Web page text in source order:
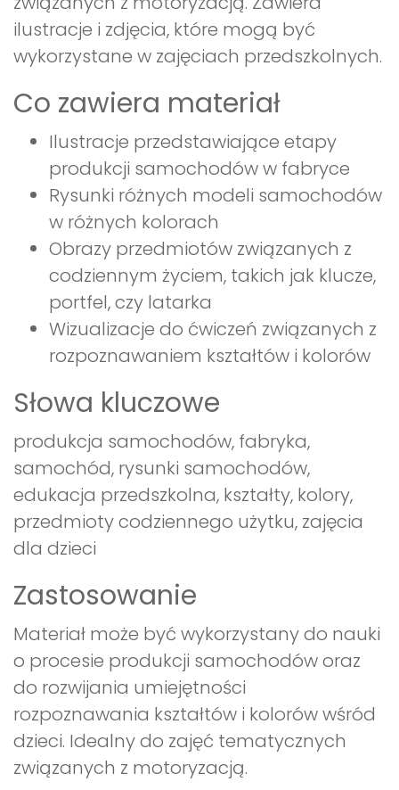
ilustracje i zdjęcia, które mogą być
wykorzystane w zajęciach przedszkolnych.
Co zawiera materiał
Ilustracje przedstawiające etapy
produkcji samochodów w fabryce
Rysunki różnych modeli samochodów
w różnych kolorach
Obrazy przedmiotów związanych z
codziennym życiem, takich jak klucze,
portfel, czy latarka
Wizualizacje do ćwiczeń związanych z
rozpoznawaniem kształtów i kolorów
Słowa kluczowe
produkcja samochodów, fabryka,
samochód, rysunki samochodów,
edukacja przedszkolna, kształty, kolory,
przedmioty codziennego użytku, zajęcia
dla dzieci
Zastosowanie
Materiał może być wykorzystany do nauki
o procesie produkcji samochodów oraz
do rozwijania umiejętności
rozpoznawania kształtów i kolorów wśród
dzieci. Idealny do zajęć tematycznych
związanych z motoryzacją.